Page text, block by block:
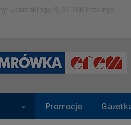
Jasińskiego 9, 37-700
Promocje